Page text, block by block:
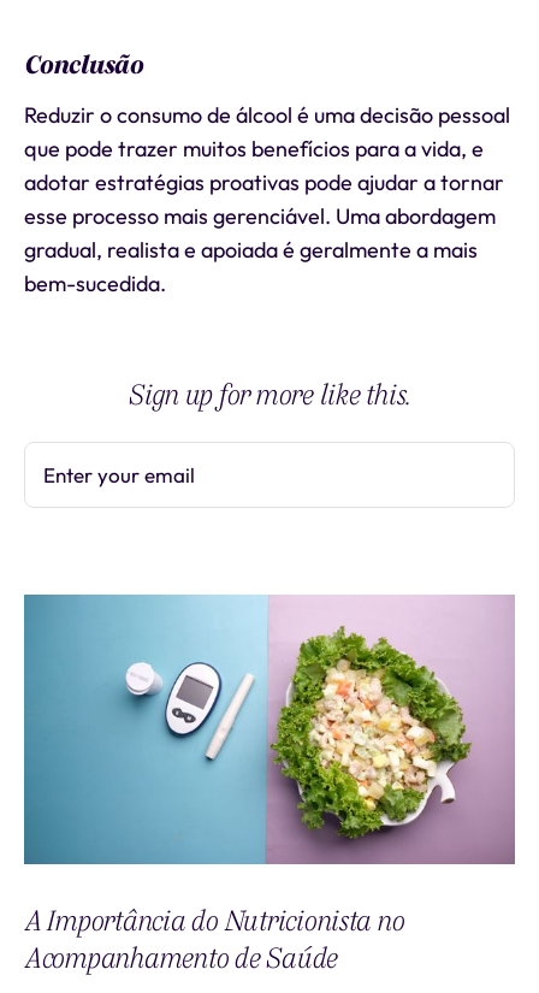
Conclusão
Reduzir o consumo de álcool é uma decisão pessoal
que pode trazer muitos benefícios para a vida, e
adotar estratégias proativas pode ajudar a tornar
esse processo mais gerenciável. Uma abordagem
gradual, realista e apoiada é geralmente a mais
bem-sucedida.
Sign up for more like this.
Enter your email
A Importância do Nutricionista no
Acompanhamento de Saúde